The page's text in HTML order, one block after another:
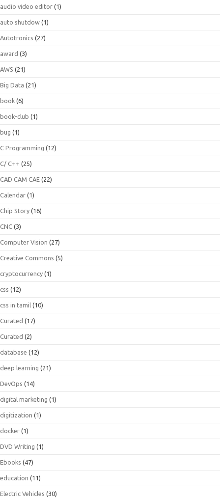
audio video editor (1)
auto shutdow (1)
Autotronics (27)
award (3)
AWS (21)
Big Data (21)
book (6)
book-club (1)
bug (1)
C Programming (12)
C/ C++ (25)
CAD CAM CAE (22)
Calendar (1)
Chip Story (16)
CNC (3)
Computer Vision (27)
Creative Commons (5)
cryptocurrency (1)
css (12)
css in tamil (10)
Curated (17)
Curated (2)
database (12)
deep learning (21)
DevOps (14)
digital marketing (1)
digitization (1)
docker (1)
DVD Writing (1)
Ebooks (47)
education (11)
Electric Vehicles (30)